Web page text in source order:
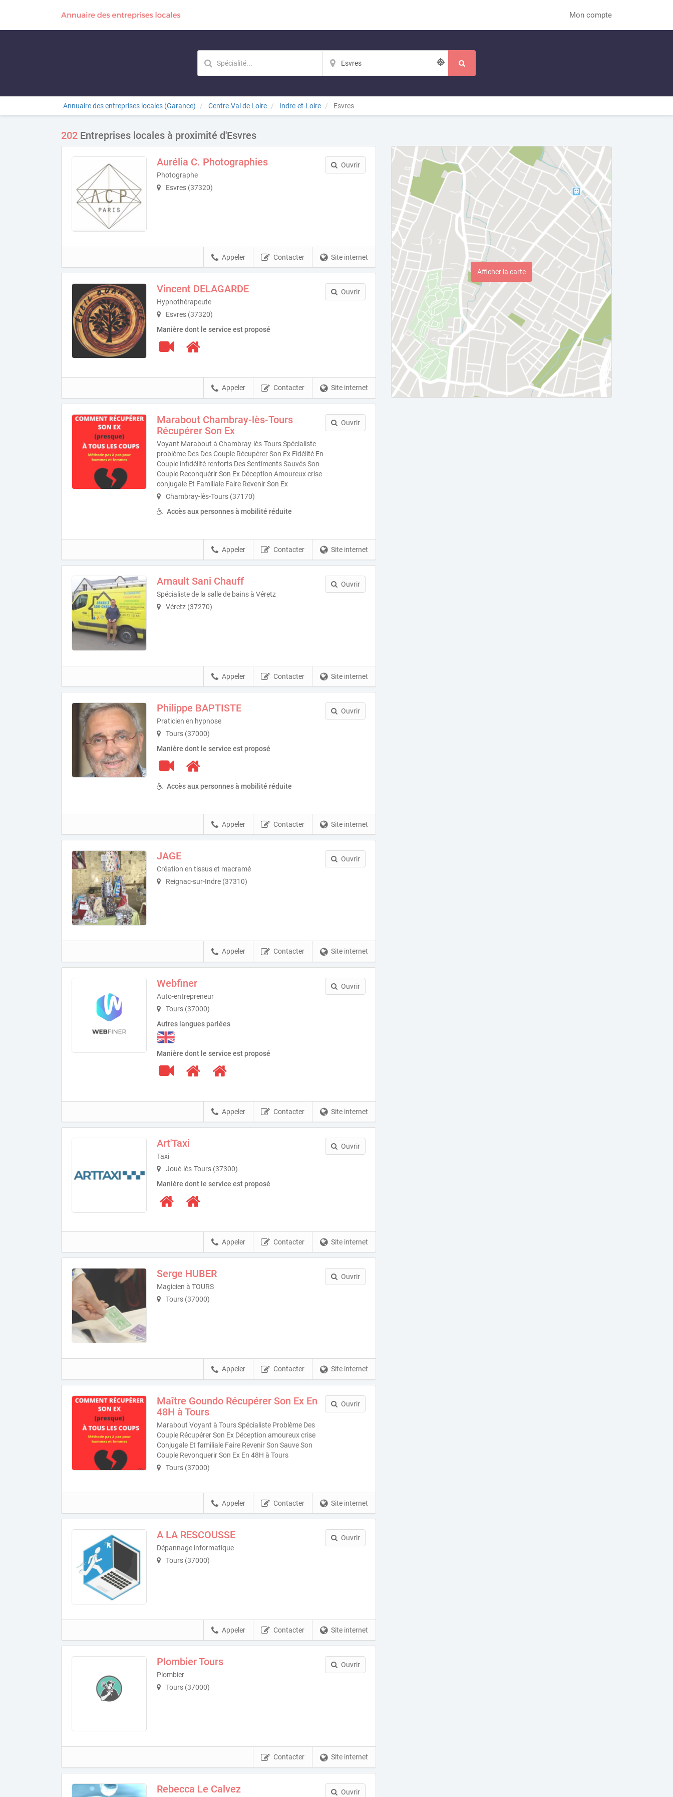
Mon compte
Annuaire des entreprises locales (Garance) Centre-Val de Loire Indre-et-Loire Esvres
202 Entreprises locales à proximité d'Esvres
Aurélia C. Photographies
Photographe
Esvres (37320)
Ouvrir
Site internet
Contacter
Appeler
Vincent DELAGARDE
Hypnothérapeute
Esvres (37320)
Manière dont le service est proposé
Ouvrir
Site internet
Contacter
Appeler
Marabout Chambray-lès-Tours
Récupérer Son Ex
Voyant Marabout à Chambray-lès-Tours Spécialiste
problème Des Des Couple Récupérer Son Ex Fidélité En
Couple infidélité renforts Des Sentiments Sauvés Son
Couple Reconquérir Son Ex Déception Amoureux crise
conjugale Et Familiale Faire Revenir Son Ex
Chambray-lès-Tours (37170)
Accès aux personnes à mobilité réduite
Ouvrir
Site internet
Contacter
Appeler
Arnault Sani Chauff
Spécialiste de la salle de bains à Véretz
Véretz (37270)
Ouvrir
Site internet
Contacter
Appeler
Philippe BAPTISTE
Praticien en hypnose
Tours (37000)
Manière dont le service est proposé
Accès aux personnes à mobilité réduite
Ouvrir
Site internet
Contacter
Appeler
JAGE
Création en tissus et macramé
Reignac-sur-Indre (37310)
Ouvrir
Site internet
Contacter
Appeler
Webfiner
Auto-entrepreneur
Tours (37000)
Autres langues parlées
Manière dont le service est proposé
Ouvrir
Site internet
Contacter
Appeler
Art'Taxi
Taxi
Joué-lès-Tours (37300)
Manière dont le service est proposé
Ouvrir
Site internet
Contacter
Appeler
Serge HUBER
Magicien à TOURS
Tours (37000)
Ouvrir
Site internet
Contacter
Appeler
Maître Goundo Récupérer Son Ex En
48H à Tours
Marabout Voyant à Tours Spécialiste Problème Des
Couple Récupérer Son Ex Déception amoureux crise
Conjugale Et familiale Faire Revenir Son Sauve Son
Couple Revonquerir Son Ex En 48H à Tours
Tours (37000)
Ouvrir
Site internet
Contacter
Appeler
A LA RESCOUSSE
Dépannage informatique
Tours (37000)
Ouvrir
Site internet
Contacter
Appeler
Plombier Tours
Plombier
Tours (37000)
Ouvrir
Site internet
Contacter
Rebecca Le Calvez Ouvrir
Afficher la carte